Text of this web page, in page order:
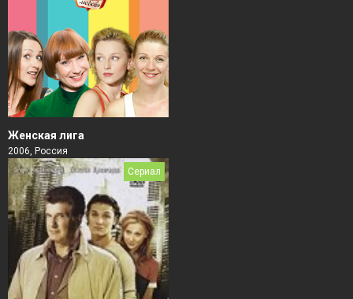
Женская лига
2006, Россия
Сериал